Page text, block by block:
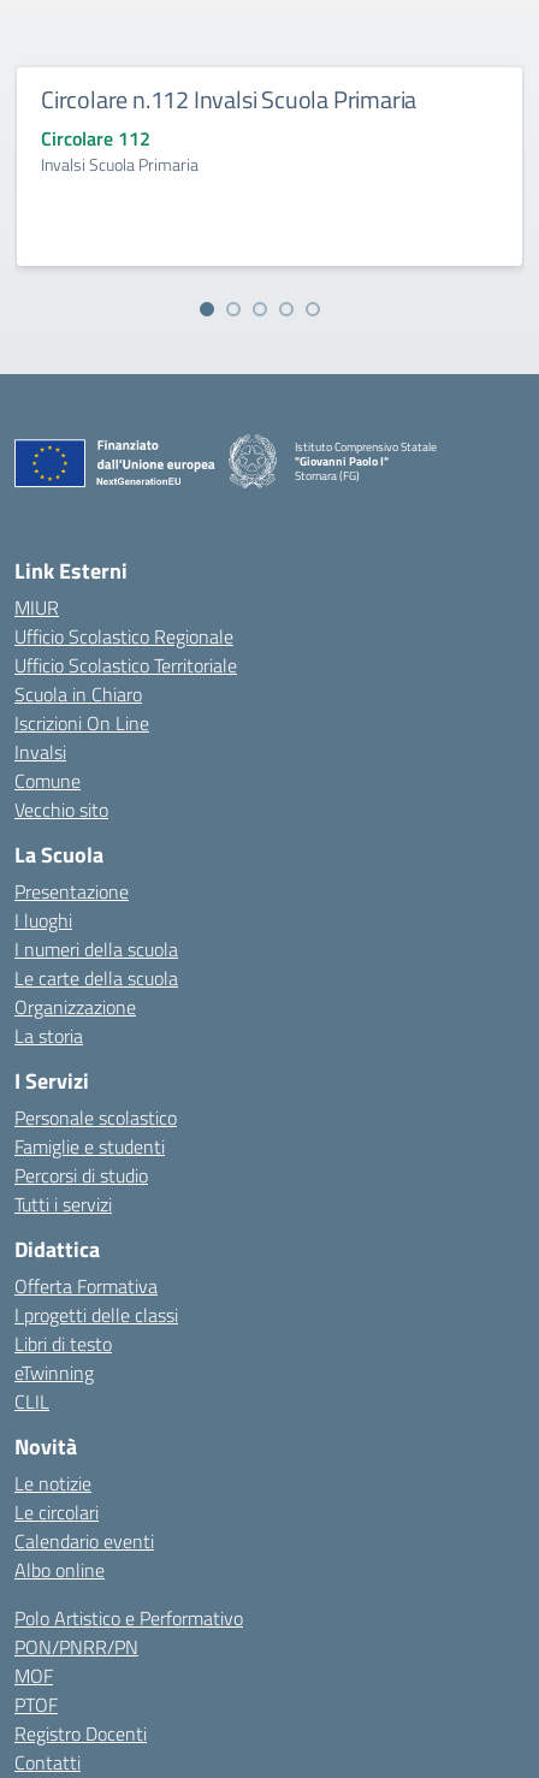
Circolare n.112 Invalsi Scuola Primaria
Circolare 112
Invalsi Scuola Primaria
Istituto Comprensivo Statale
"Giovanni Paolo I"
Stornara (FG)
Link Esterni
MIUR
Ufficio Scolastico Regionale
Ufficio Scolastico Territoriale
Scuola in Chiaro
Iscrizioni On Line
Invalsi
Comune
Vecchio sito
La Scuola
Presentazione
I luoghi
I numeri della scuola
Le carte della scuola
Organizzazione
La storia
I Servizi
Personale scolastico
Famiglie e studenti
Percorsi di studio
Tutti i servizi
Didattica
Offerta Formativa
I progetti delle classi
Libri di testo
eTwinning
CLIL
Novità
Le notizie
Le circolari
Calendario eventi
Albo online
Polo Artistico e Performativo
PON/PNRR/PN
MOF
PTOF
Registro Docenti
Contatti